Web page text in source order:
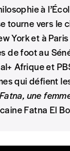
port inclus
à
(livraison
au
à
tourne vers le
York et à
de foot au
Afrique et
qui défient
Fatna, une
Fatna El